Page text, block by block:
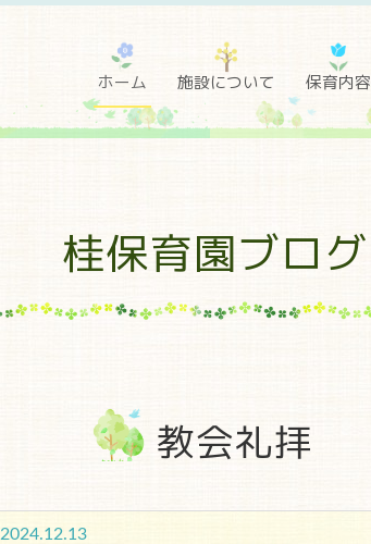
ホーム 施設について 保育内容
桂保育園ブログ
教会礼拝
2024.12.13